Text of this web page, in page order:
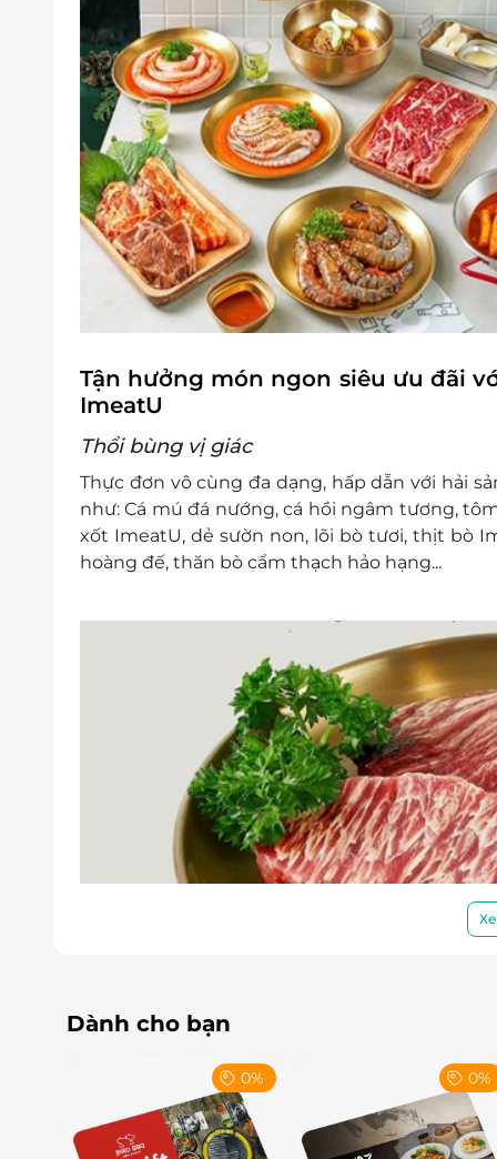
Tận hưởng món ngon siêu ưu đãi
ImeatU
Thổi bùng vị giác
Thực đơn vô cùng đa dạng, hấp dẫn với hải
như: Cá mú đá nướng, cá hồi ngâm tương,
xốt ImeatU, dẻ sườn non, lõi bò tươi, thịt bò
hoàng đế, thăn bò cẩm thạch hảo hạng...
Thưởng thức thịt nướng phủ phê, muốn đổi
bạn hãy lựa chọn những vị lẩu hấp dẫn tại
sản kết hợp với rau xanh theo mùa cùng đồ
Dành cho bạn
0% 0%